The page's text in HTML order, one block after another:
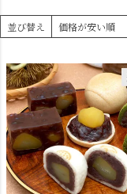
並び替え 価格が安い順